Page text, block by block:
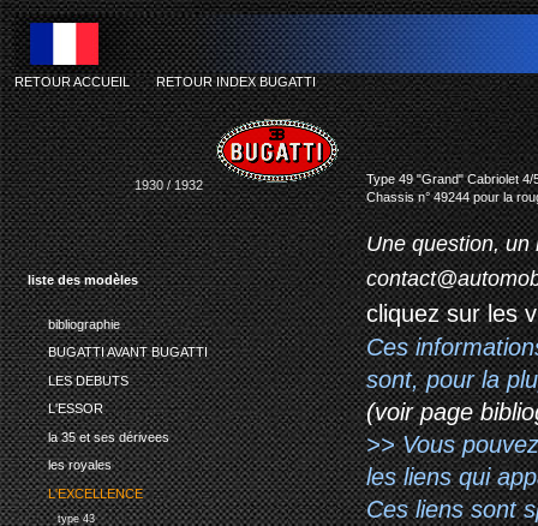
liste des modèles
bibliographie
BUGATTI AVANT BUGATTI
LES DEBUTS
L'ESSOR
la 35 et ses dérivees
les royales
L'EXCELLENCE
type 43
RETOUR ACCUEIL-RETOUR INDEX BUGATTI
1930 / 1932
Type 49 "Grand" Cabriolet
Chassis n° 49244 pour la
Une question, un
cliquez sur les
Ces
sont, pour la
(voir page
>> Vous
les liens qui
Ces liens sont